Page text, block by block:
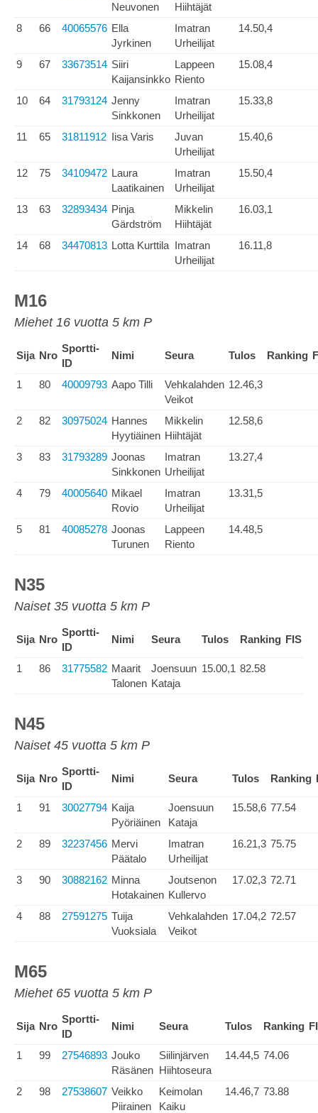
Neuvonen
Hiihtäjät
8 66 40065576 Ella
Jyrkinen
Imatran
Urheilijat
14.50,4
9 67 33673514 Siiri
Kaijansinkko
Lappeen
Riento
15.08,4
10 64 31793124 Jenny
Sinkkonen
Imatran
Urheilijat
15.33,8
11 65 31811912 Iisa Varis
Juvan
Urheilijat
15.40,6
12 75 34109472 Laura
Laatikainen
Imatran
Urheilijat
15.50,4
13 63 32893434 Pinja
Gärdström
Mikkelin
Hiihtäjät
16.03,1
14 68 34470813 Lotta Kurttila Imatran
Urheilijat
16.11,8
M16
Miehet 16 vuotta 5 km P
Sija Nro
Sportti-
ID
Nimi Seura Tulos Ranking
1 80 40009793 Aapo Tilli
Vehkalahden
Veikot
12.46,3
2 82 30975024 Hannes
Hyytiäinen
Mikkelin
Hiihtäjät
12.58,6
3 83 31793289 Joonas
Sinkkonen
Imatran
Urheilijat
13.27,4
4 79 40005640 Mikael
Rovio
Imatran
Urheilijat
13.31,5
5 81 40085278 Joonas
Turunen
Lappeen
Riento
14.48,5
N35
Naiset 35 vuotta 5 km P
Sija Nro
Sportti-
ID
Nimi Seura Tulos Ranking FIS
1 86 31775582 Maarit
Talonen
Joensuun
Kataja
15.00,1 82.58
N45
Naiset 45 vuotta 5 km P
Sija Nro
Sportti-
ID
Nimi Seura Tulos Ranking
1 91 30027794 Kaija
Pyöriäinen
Joensuun
Kataja
15.58,6 77.54
2 89 32237456 Mervi
Päätalo
Imatran
Urheilijat
16.21,3 75.75
3 90 30882162 Minna
Hotakainen
Joutsenon
Kullervo
17.02,3 72.71
4 88 27591275 Tuija
Vuoksiala
Vehkalahden
Veikot
17.04,2 72.57
M65
Miehet 65 vuotta 5 km P
Sija Nro
Sportti-
ID
Nimi Seura Tulos Ranking
1 99 27546893 Jouko
Räsänen
Siilinjärven
Hiihtoseura
14.44,5 74.06
2 98 27538607 Veikko
Piirainen
Keimolan
Kaiku
14.46,7 73.88